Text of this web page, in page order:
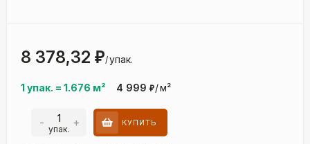
1 упак. = 1.676 м² 4 999 ₽/м²
8 378,32 ₽/упак.
- упак. + КУПИТЬ